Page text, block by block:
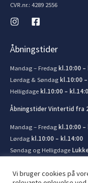
CVR.nr.: 4289 2556
Åbningstider
Mandag – Fredag kl.10:00 –
Lørdag & Søndag kl.10:00
Helligdage kl.10:00 –
Åbningstider Vintertid fra
Mandag – Fredag kl.10:00 –
Lørdag kl.10:00 – kl.14:00
Søndag og Helligdage
Vi bruger cookies på